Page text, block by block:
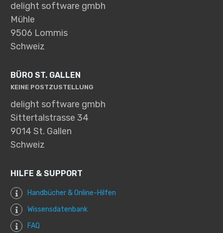
delight software gmbh
Mühle
9506 Lommis
Schweiz
BÜRO ST. GALLEN
KEINE POSTZUSTELLUNG
delight software gmbh
Sittertalstrasse 34
9014 St. Gallen
Schweiz
HILFE & SUPPORT
Handbücher & Online-Hilfen
Wissensdatenbank
FAQ